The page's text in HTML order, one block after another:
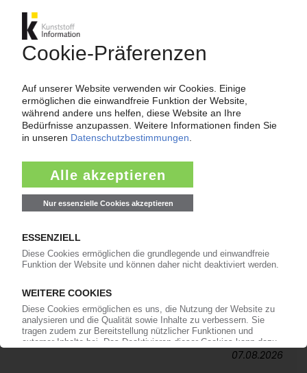
KI – Kunststoff Information dokumentiert und
analysiert die für die Polymermärkte
entscheidenden Entwicklungen rund um die
Themenseite „Nahost-Konflikt“.
Zur Themenseite...
Nachrichten
LANXESS
Preiserhöhung für Adipinsäure / Folge des
ALTAUTO-RECYCLING
TecPart: Verband ruft zur Teilnahme an EU-
Konsultation zum Rezyklatanteil auf /
Öffentliche Webkonferenz soll Industrieposition
abstimmen
07.08.2026